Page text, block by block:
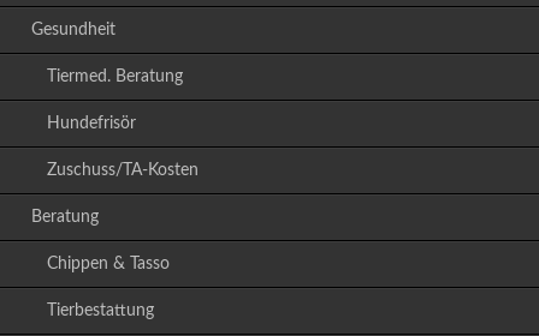
Gesundheit
Tiermed. Beratung
Hundefrisör
Zuschuss/TA-Kosten
Beratung
Chippen & Tasso
Tierbestattung